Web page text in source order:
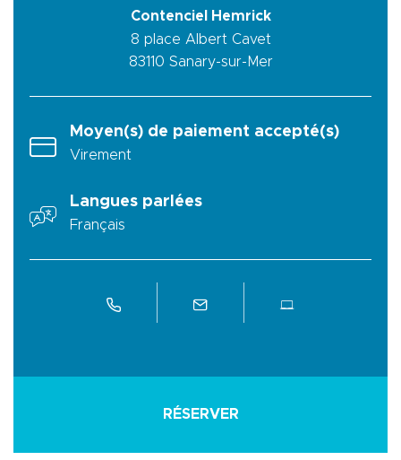
Contenciel Hemrick
8 place Albert Cavet
83110 Sanary-sur-Mer
Moyen(s) de paiement accepté(s)
Virement
Langues parlées
Français
RÉSERVER